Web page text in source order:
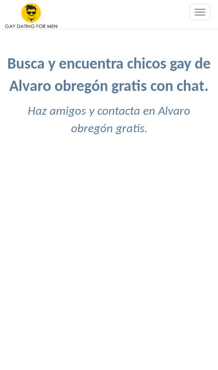
Busca y encuentra chicos gay de
Alvaro obregón gratis con chat.
Haz amigos y contacta en Alvaro
obregón gratis.